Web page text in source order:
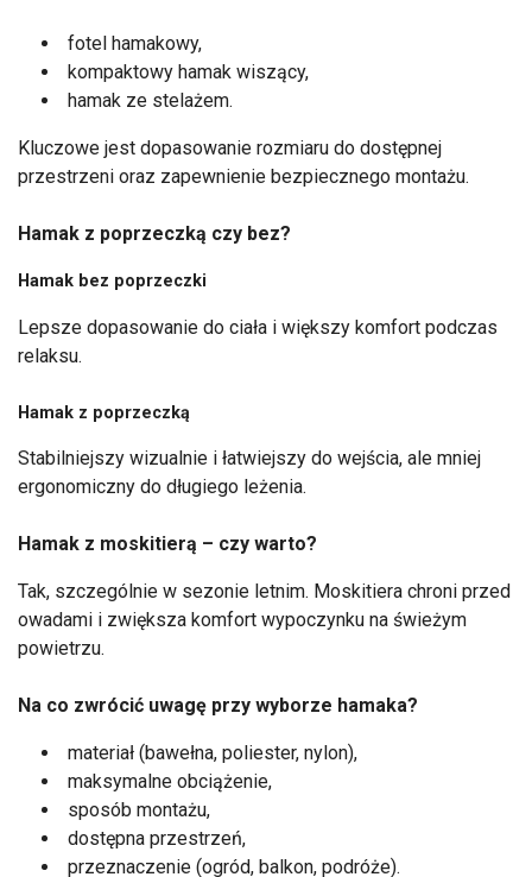
fotel hamakowy,
kompaktowy hamak wiszący,
hamak ze stelażem.
Kluczowe jest dopasowanie rozmiaru do dostępnej
przestrzeni oraz zapewnienie bezpiecznego montażu.
Hamak z poprzeczką czy bez?
Hamak bez poprzeczki
Lepsze dopasowanie do ciała i większy komfort podczas
relaksu.
Hamak z poprzeczką
Stabilniejszy wizualnie i łatwiejszy do wejścia, ale mniej
ergonomiczny do długiego leżenia.
Hamak z moskitierą – czy warto?
Tak, szczególnie w sezonie letnim. Moskitiera chroni przed
owadami i zwiększa komfort wypoczynku na świeżym
powietrzu.
Na co zwrócić uwagę przy wyborze hamaka?
materiał (bawełna, poliester, nylon),
maksymalne obciążenie,
sposób montażu,
dostępna przestrzeń,
przeznaczenie (ogród, balkon, podróże).